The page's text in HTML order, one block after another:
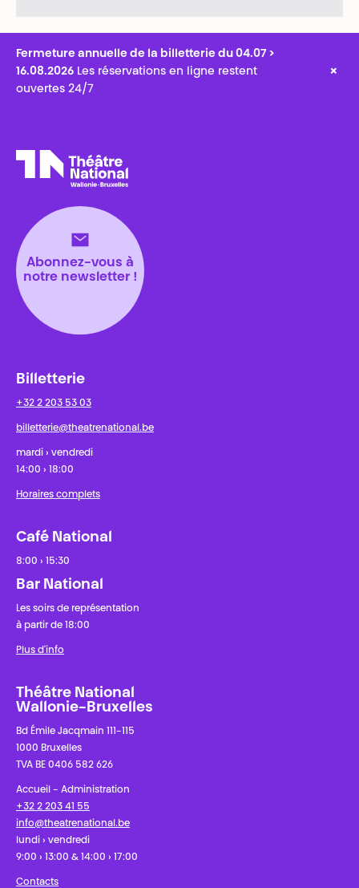
Fermeture annuelle de la billetterie du 04.07 >
16.08.2026 Les réservations en ligne restent
ouvertes 24/7
×
Abonnez-vous à
notre newsletter !
Billetterie
+32 2 203 53 03
billetterie@theatrenational.be
mardi › vendredi
14:00 › 18:00
Horaires complets
Café National
8:00 › 15:30
Bar National
Les soirs de représentation
à partir de 18:00
Plus d'info
Théâtre National
Wallonie-Bruxelles
Bd Émile Jacqmain 111-115
1000 Bruxelles
TVA BE 0406 582 626
Accueil - Administration
+32 2 203 41 55
info@theatrenational.be
lundi › vendredi
9:00 › 13:00 & 14:00 › 17:00
Contacts